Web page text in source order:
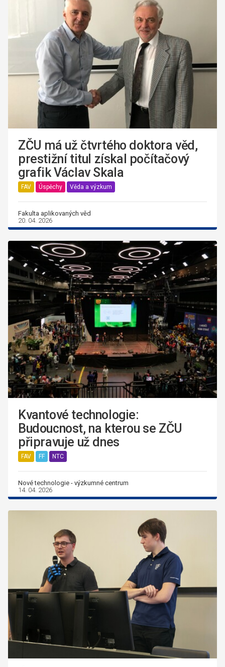
ZČU má už čtvrtého doktora věd,
prestižní titul získal počítačový
grafik Václav Skala
FAV Úspěchy Věda a výzkum
Fakulta aplikovaných věd
20. 04. 2026
Kvantové technologie:
Budoucnost, na kterou se ZČU
připravuje už dnes
FAV FF NTC
Nové technologie - výzkumné centrum
14. 04. 2026